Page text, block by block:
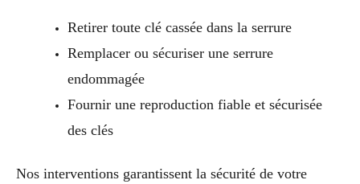
Retirer toute clé cassée dans la serrure
Remplacer ou sécuriser une serrure
endommagée
Fournir une reproduction fiable et sécurisée
des clés
Nos interventions garantissent la sécurité de votre